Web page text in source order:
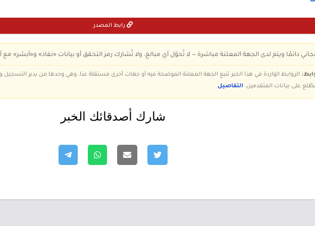
رابط المصدر
دائمًا ويتم لدى الجهة المعلنة مباشرة — لا تُحوّل أي مبالغ، ولا تُشارك رمز التحقق أو بيانات «نفاذ» و«أبشر» مع
الروابط الواردة في هذا الخبر تتبع الجهة المعلنة الموضحة فيه أو جهات أخرى مستقلة عنا، وهي وحدها من يدير
نطّلع على بيانات المتقدمين. التفاصيل
شارك أصدقائك الخبر